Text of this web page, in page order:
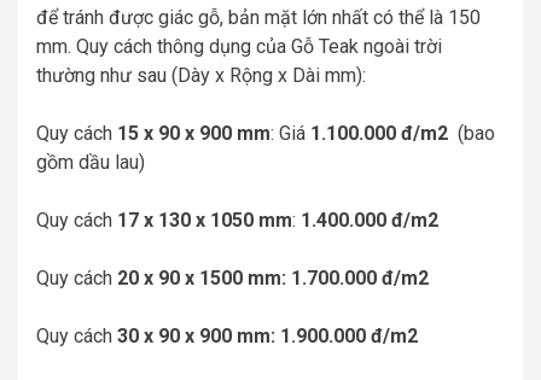
để tránh được giác gỗ, bản mặt lớn nhất có thể là 150
mm. Quy cách thông dụng của Gỗ Teak ngoài trời
thường như sau (Dày x Rộng x Dài mm):
Quy cách 15 x 90 x 900 mm: Giá 1.100.000 đ/m2 (bao
gồm dầu lau)
Quy cách 17 x 130 x 1050 mm: 1.400.000 đ/m2
Quy cách 20 x 90 x 1500 mm: 1.700.000 đ/m2
Quy cách 30 x 90 x 900 mm: 1.900.000 đ/m2